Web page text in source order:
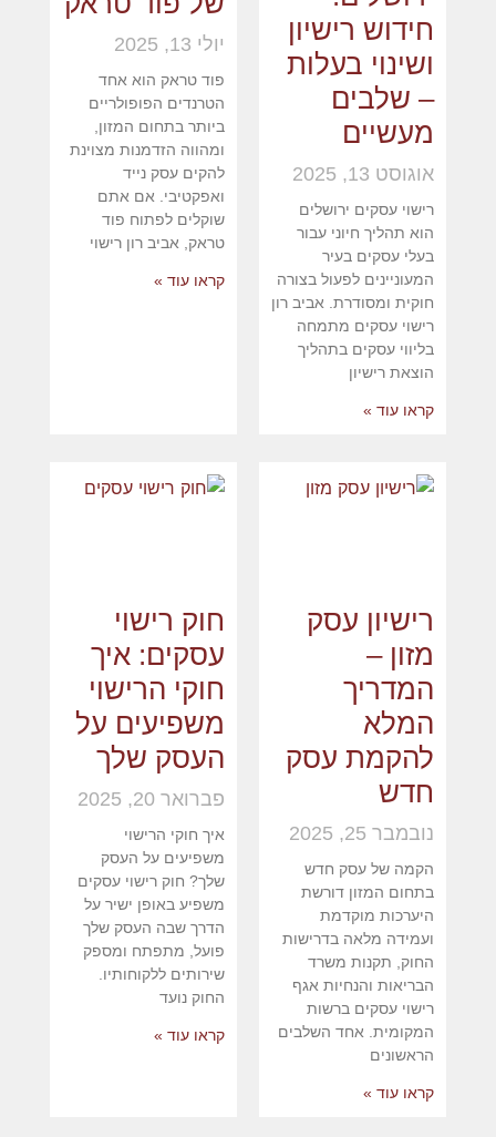
חידוש רישיון
ושינוי בעלות
– שלבים
מעשיים
אוגוסט 13, 2025
רישוי עסקים ירושלים
הוא תהליך חיוני עבור
בעלי עסקים בעיר
המעוניינים לפעול בצורה
חוקית ומסודרת. אביב רון
רישוי עסקים מתמחה
בליווי עסקים בתהליך
הוצאת רישיון
קראו עוד »
יולי 13, 2025
פוד טראק הוא אחד
הטרנדים הפופולריים
ביותר בתחום המזון,
ומהווה הזדמנות מצוינת
להקים עסק נייד
ואפקטיבי. אם אתם
שוקלים לפתוח פוד
טראק, אביב רון רישוי
קראו עוד »
רישיון עסק
מזון –
המדריך
המלא
להקמת עסק
חדש
נובמבר 25, 2025
הקמה של עסק חדש
בתחום המזון דורשת
היערכות מוקדמת
ועמידה מלאה בדרישות
החוק, תקנות משרד
הבריאות והנחיות אגף
רישוי עסקים ברשות
המקומית. אחד השלבים
הראשונים
קראו עוד »
חוק רישוי
עסקים: איך
חוקי הרישוי
משפיעים על
העסק שלך
פברואר 20, 2025
איך חוקי הרישוי
משפיעים על העסק
שלך? חוק רישוי עסקים
משפיע באופן ישיר על
הדרך שבה העסק שלך
פועל, מתפתח ומספק
שירותים ללקוחותיו.
החוק נועד
קראו עוד »